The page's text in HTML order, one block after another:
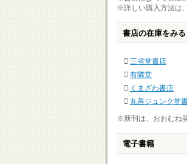
※詳しい購入方法は
書店の在庫をみる
三省堂書店
有隣堂
くまざわ書店
丸善ジュンク堂
※新刊は、おおむね
電子書籍